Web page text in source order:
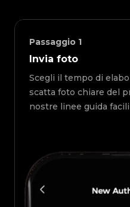
Passaggio 1
Invia foto
Scegli il tempo di
scatta foto chiare del
nostre linee guida